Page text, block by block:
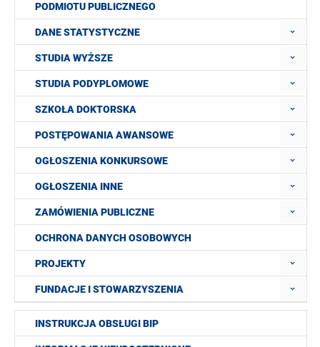
PODMIOTU PUBLICZNEGO
DANE STATYSTYCZNE
STUDIA WYŻSZE
STUDIA PODYPLOMOWE
SZKOŁA DOKTORSKA
POSTĘPOWANIA AWANSOWE
OGŁOSZENIA KONKURSOWE
OGŁOSZENIA INNE
ZAMÓWIENIA PUBLICZNE
OCHRONA DANYCH OSOBOWYCH
PROJEKTY
FUNDACJE I STOWARZYSZENIA
INSTRUKCJA OBSŁUGI BIP